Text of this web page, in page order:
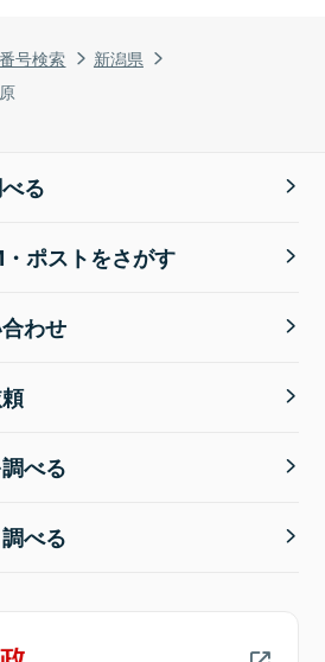
号検索
新潟県
る
ポストをさがす
わせ
べる
べる